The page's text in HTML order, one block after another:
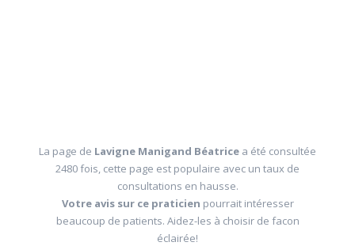
La page de Lavigne Manigand Béatrice a été consultée
2480 fois, cette page est populaire avec un taux de
consultations en hausse.
Votre avis sur ce praticien pourrait intéresser
beaucoup de patients. Aidez-les à choisir de facon
éclairée!